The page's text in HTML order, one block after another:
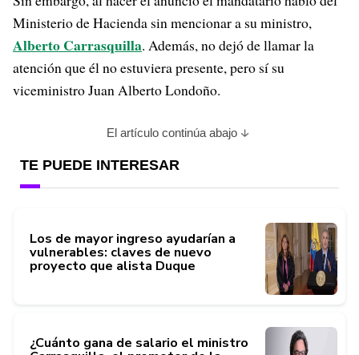
Ministerio de Hacienda sin mencionar a su ministro,
Alberto Carrasquilla. Además, no dejó de llamar la
atención que él no estuviera presente, pero sí su
viceministro Juan Alberto Londoño.
El artículo continúa abajo
TE PUEDE INTERESAR
Los de mayor ingreso ayudarían a
vulnerables: claves de nuevo
proyecto que alista Duque
¿Cuánto gana de salario el ministro